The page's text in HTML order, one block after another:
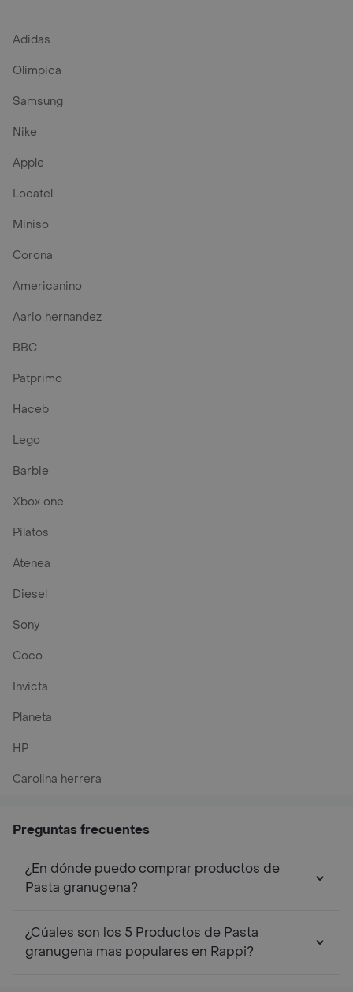
Adidas
Olimpica
Samsung
Nike
Apple
Locatel
Miniso
Corona
Americanino
Aario hernandez
BBC
Patprimo
Haceb
Lego
Barbie
Xbox one
Pilatos
Atenea
Diesel
Sony
Coco
Invicta
Planeta
HP
Carolina herrera
Preguntas frecuentes
¿En dónde puedo comprar productos de
Pasta granugena?
¿Cúales son los 5 Productos de Pasta
granugena mas populares en Rappi?